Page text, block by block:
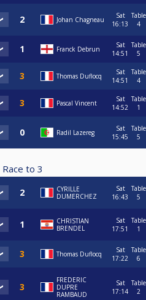
Johan Chagneau
Sat
16:13
Table
4
Franck Debrun
Sat
14:51
Table
5
Thomas Duflocq
Sat
14:51
Table
4
Pascal Vincent
Sat
14:52
Table
1
Radil Lazereg
Sat
15:45
Table
5
Race to 3
CYRILLE
DUMERCHEZ
Sat
16:43
Table
5
CHRISTIAN
BRENDEL
Sat
17:51
Table
1
Thomas Duflocq
Sat
17:22
Table
6
FREDERIC
DUPRE
RAMBAUD
Sat
17:14
Table
2